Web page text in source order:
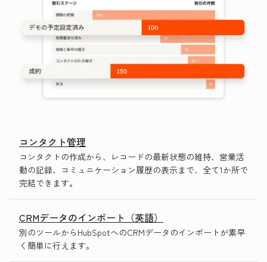
コンタクト管理
コンタクトの作成から、レコードの最新状態の維持、営業活
動の記録、コミュニケーション履歴の表示まで、全て1か所で
完結できます。
CRMデータのインポート（英語）
別のツールからHubSpotへのCRMデータのインポートが素早
く簡単に行えます。